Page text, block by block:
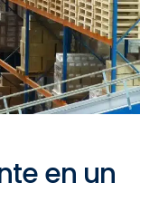
en un